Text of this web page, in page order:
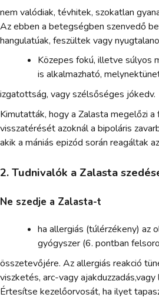
nem valódiak, tévhitek, szokatlan
Az ebben a betegségben szenvedő
hangulatúak, feszültek vagy
Közepes fokú, illetve súlyos
is alkalmazható,
izgatottság, vagy szélsőséges jókedv.
Kimutatták, hogy a Zalasta megelőzi
visszatérését azoknál a bipoláris
akik a mániás epizód során reagáltak
2. Tudnivalók a Zalasta
Ne szedje a Zalasta-t
ha allergiás (túlérzékeny) az
gyógyszer (6. pontban
összetevőjére. Az allergiás reakció
viszketés, arc-vagy
Értesítse kezelőorvosát, ha ilyet